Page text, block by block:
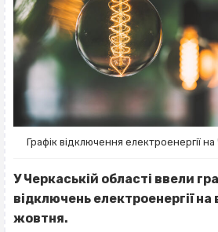
Графік відключення електроенергії
У Черкаській області ввели
відключень електроенергії на
жовтня.